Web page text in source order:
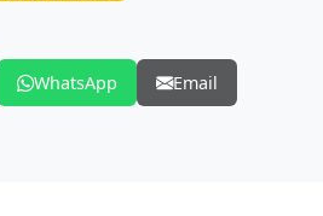
WhatsApp Email